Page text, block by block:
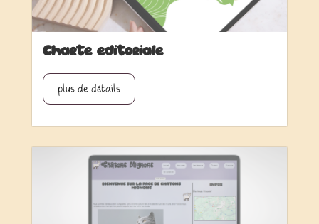
Charte éditoriale
plus de détails